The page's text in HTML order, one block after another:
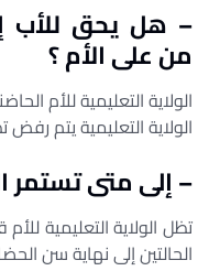
– هل يحق للأب
من على الأم ؟
الولاية التعليمية للأم
الولاية التعليمية يتم
– إلى متى تستمر
تظل الولاية التعليمية
الحالتين إلى نهاية سن